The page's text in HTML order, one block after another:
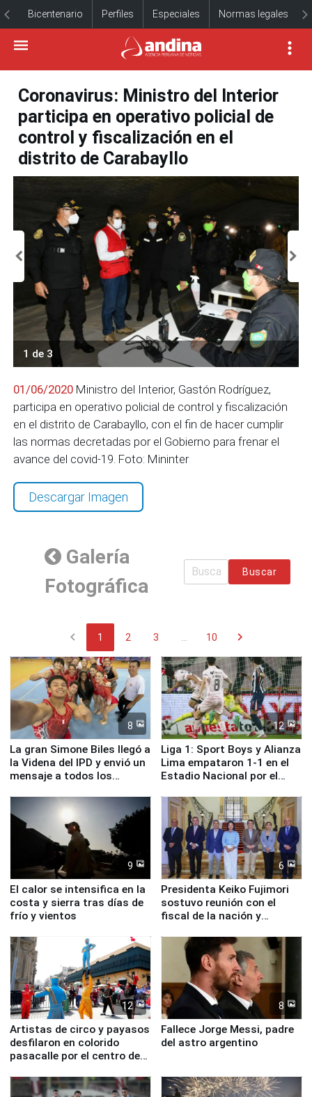
Bicentenario Perfiles Especiales Normas legales
Coronavirus: Ministro del Interior
participa en operativo policial de
control y fiscalización en el
distrito de Carabayllo
1 de 3
01/06/2020 Ministro del Interior, Gastón Rodríguez,
participa en operativo policial de control y fiscalización
en el distrito de Carabayllo, con el fin de hacer cumplir
las normas decretadas por el Gobierno para frenar el
avance del covid-19. Foto: Mininter
Descargar Imagen
Galería
Fotográfica
Buscar
chevron_left 1 2 3 10 chevron_right
8
La gran Simone Biles llegó a
la Videna del IPD y envió un
mensaje a todos los
12
Liga 1: Sport Boys y Alianza
Lima empataron 1-1 en el
Estadio Nacional por el
9
El calor se intensifica en la
costa y sierra tras días de
frío y vientos
6
Presidenta Keiko Fujimori
sostuvo reunión con el
fiscal de la nación y
12
Artistas de circo y payasos
desfilaron en colorido
pasacalle por el centro de
8
Fallece Jorge Messi, padre
del astro argentino